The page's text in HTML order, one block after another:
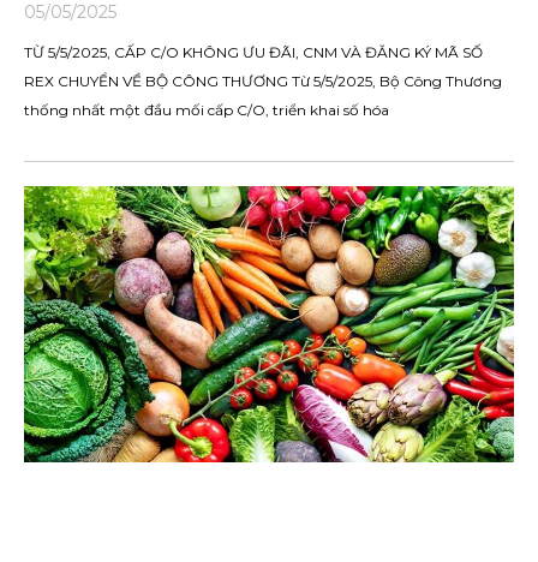
05/05/2025
TỪ 5/5/2025, CẤP C/O KHÔNG ƯU ĐÃI, CNM VÀ ĐĂNG KÝ MÃ SỐ
REX CHUYỂN VỀ BỘ CÔNG THƯƠNG Từ 5/5/2025, Bộ Công Thương
thống nhất một đầu mối cấp C/O, triển khai số hóa